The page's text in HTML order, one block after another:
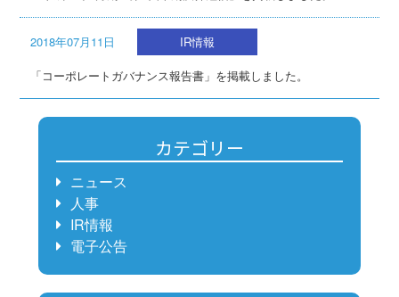
2018年07月11日
IR情報
「コーポレートガバナンス報告書」を掲載しました。
カテゴリー
ニュース
人事
IR情報
電子公告